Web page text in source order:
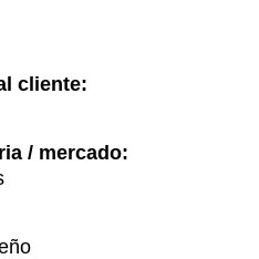
cliente:
/ mercado: